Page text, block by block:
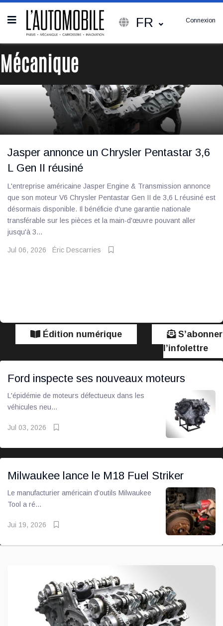
FR Connexion
Mécanique
Jasper annonce un Chrysler Pentastar 3,6
L Gen II réusiné
L'entreprise américaine Jasper Engine & Transmission annonce
que son moteur V6 Chrysler Pentastar Gen II de 3,6 L réusiné est
désormais disponible. Il bénéficie d'une garantie nationale
transférable sur les pièces et la main-d'œuvre pouvant aller
jusqu'à 3...
Jul 06, 2026 Éric Descarries
Édition numérique
l’infolettre
Ford inspecte ses nouveaux moteurs
L'épidémie de moteurs défectueux dans les
véhicules neu...
Jul 03, 2026
Milwaukee lance le M18 Fuel Striker
Le manufacturier américain d'outils Milwaukee
Tool a ré...
Jui 19, 2026